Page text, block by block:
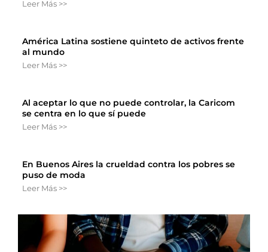
Leer Más >>
América Latina sostiene quinteto de activos frente
al mundo
Leer Más >>
Al aceptar lo que no puede controlar, la Caricom
se centra en lo que sí puede
Leer Más >>
En Buenos Aires la crueldad contra los pobres se
puso de moda
Leer Más >>